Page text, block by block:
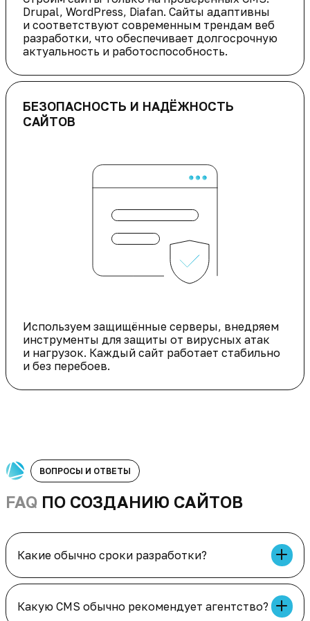
Drupal, WordPress, Diafan. Сайты адаптивны
и соответствуют современным трендам веб
разработки, что обеспечивает долгосрочную
актуальность и работоспособность.
БЕЗОПАСНОСТЬ И НАДЁЖНОСТЬ
САЙТОВ
Используем защищённые серверы, внедряем
инструменты для защиты от вирусных атак
и нагрузок. Каждый сайт работает стабильно
и без перебоев.
ВОПРОСЫ И ОТВЕТЫ
FAQ ПО СОЗДАНИЮ САЙТОВ
Какие обычно сроки разработки?
Лендинг — от 10 рабочих дней. Интернет-
фиксируем в договоре и соблюдаем на 99.8%.
Какую CMS обычно рекомендует агентство?